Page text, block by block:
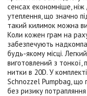
сенсах економніше,
утеплення, що значно
такий килимок можна
Коли кожен грам на
забезпечують
будь-якому місці.
виготовлений з
нитки в 20D. У
Schnozzel Pumpbag, що
без ризику потрапляння